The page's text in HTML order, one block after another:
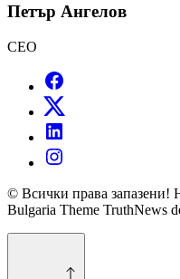
Петър Ангелов
CEO
© Всички права запазени!
Bulgaria Theme TruthNews